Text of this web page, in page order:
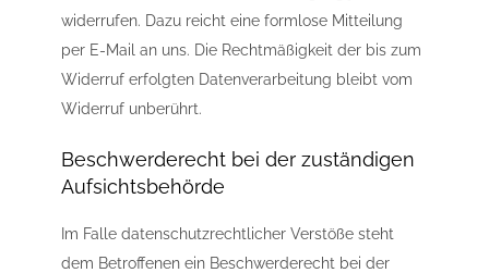
widerrufen. Dazu reicht eine formlose Mitteilung
per E-Mail an uns. Die Rechtmäßigkeit der bis zum
Widerruf erfolgten Datenverarbeitung bleibt vom
Widerruf unberührt.
Beschwerderecht bei der zuständigen
Aufsichtsbehörde
Im Falle datenschutzrechtlicher Verstöße steht
dem Betroffenen ein Beschwerderecht bei der